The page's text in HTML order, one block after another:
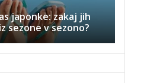
japonke: zakaj jih
sezone v sezono?